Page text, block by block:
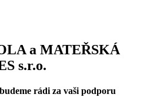
a MATEŘSKÁ
s.r.o.
rádi za vaši podporu